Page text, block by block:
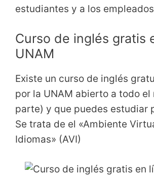
estudiantes y a los
Curso de inglés gratis
UNAM
Existe un curso de inglés
por la UNAM abierto a todo el
parte) y que puedes estudiar
Se trata de el «Ambiente
Idiomas» (AVI)